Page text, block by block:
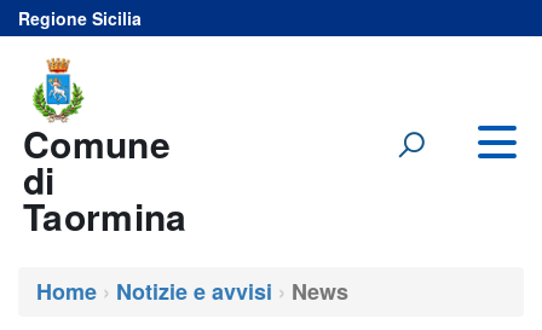
Vai al contenuto
Vai al menu principale del sito
Regione Sicilia
Comune
di
Taormina
Home Notizie e avvisi News